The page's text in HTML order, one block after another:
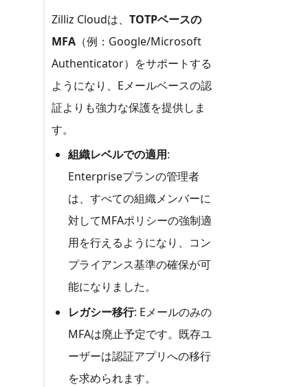
Zilliz Cloudは、TOTPベースの
MFA （例：Google/Microsoft
Authenticator）をサポートする
ようになり、Eメールベースの認
証よりも強力な保護を提供しま
す。
組織レベルでの適用:
Enterpriseプランの管理者
は、すべての組織メンバーに
対してMFAポリシーの強制適
用を行えるようになり、コン
プライアンス基準の確保が可
能になりました。
レガシー移行: Eメールのみの
MFAは廃止予定です。既存ユ
ーザーは認証アプリへの移行
を求められます。